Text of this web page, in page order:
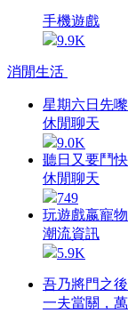
手機遊戲
9.9K
消閒生活
星期六日先
休閒聊天
9.0K
聽日又要鬥
休閒聊天
749
玩遊戲嬴寵
潮流資訊
5.9K
吾乃將門之
一夫當關，